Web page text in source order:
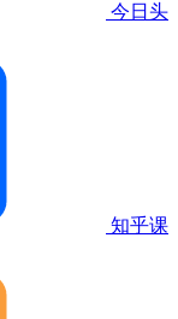
今日头
知乎课